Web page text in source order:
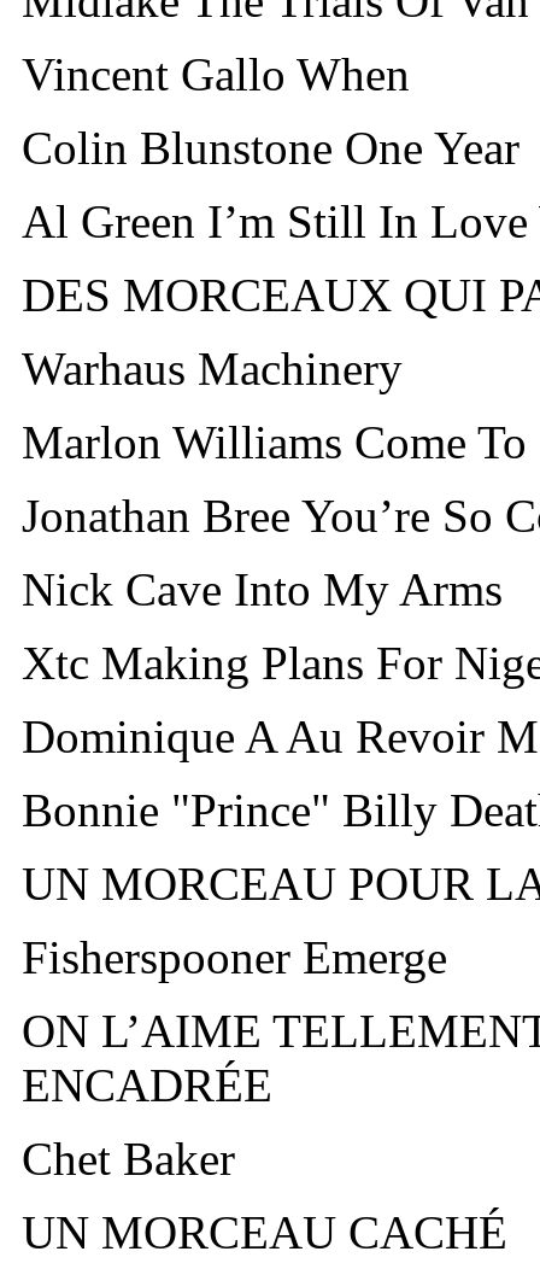
Vincent Gallo When
Colin Blunstone One Year
Al Green I’m Still In
DES MORCEAUX QUI
Warhaus Machinery
Marlon Williams Come To
Jonathan Bree You’re So
Nick Cave Into My Arms
Xtc Making Plans For
Dominique A Au Revoir
Bonnie "Prince" Billy
UN MORCEAU POUR
Fisherspooner Emerge
ON L’AIME
ENCADRÉE
Chet Baker
UN MORCEAU CACHÉ